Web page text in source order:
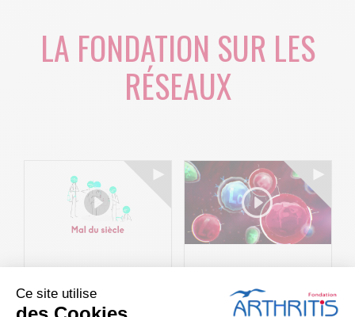
Ce site utilise
LA FONDATION SUR LES
RÉSEAUX
Le projet BACK-
4P : Les
Arthritis4Cure -
Cure-RA